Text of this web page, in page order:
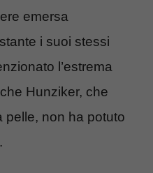
emersa
i suoi stessi
l’estrema
Hunziker, che
pelle, non ha potuto